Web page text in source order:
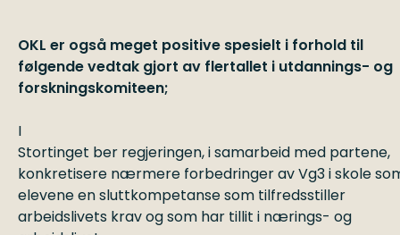
OKL er også meget positive spesielt i forhold til
følgende vedtak gjort av flertallet i utdannings- og
forskningskomiteen;
I
Stortinget ber regjeringen, i samarbeid med partene,
konkretisere nærmere forbedringer av Vg3 i skole
elevene en sluttkompetanse som tilfredsstiller
arbeidslivets krav og som har tillit i nærings- og